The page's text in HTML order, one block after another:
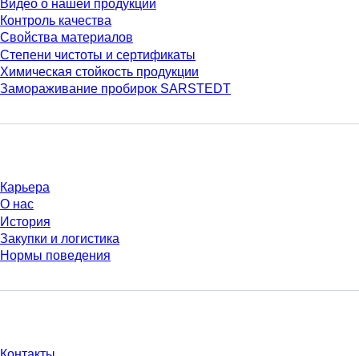
Видео о нашей продукции
Контроль качества
Свойства материалов
Степени чистоты и сертификаты
Химическая стойкость продукции
Замораживание пробирок SARSTEDT
Карьера
О нас
История
Закупки и логистика
Нормы поведения